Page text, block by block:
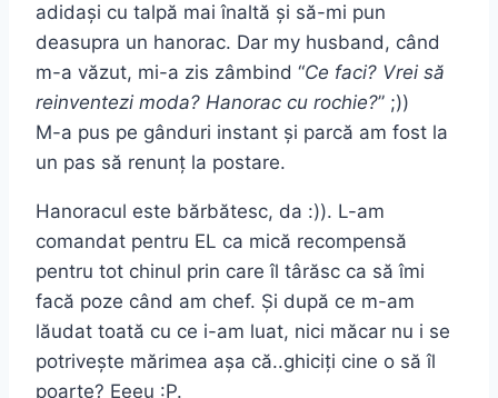
adidași cu talpă mai înaltă și să-mi pun
deasupra un hanorac. Dar my husband, când
m-a văzut, mi-a zis zâmbind “Ce faci? Vrei să
reinventezi moda? Hanorac cu rochie?” ;))
M-a pus pe gânduri instant și parcă am fost la
un pas să renunț la postare.
Hanoracul este bărbătesc, da :)). L-am
comandat pentru EL ca mică recompensă
pentru tot chinul prin care îl târăsc ca să îmi
facă poze când am chef. Și după ce m-am
lăudat toată cu ce i-am luat, nici măcar nu i se
potrivește mărimea așa că..ghiciți cine o să îl
poarte? Eeeu :P.